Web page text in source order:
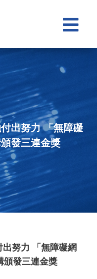

出努力 「無障礙
發三連金獎
努力 「無障礙網
頒發三連金獎